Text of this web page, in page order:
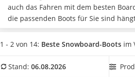
Reisetasche mit Rollen
Klimmzugstation
Koffer
Nachtsichtgerät
Handgepäck-Koffer
auch das Fahren mit dem besten
die passenden Boots für Sie sind
des richtigen Snowboards, von Ihrem
am liebsten Freestyle oder Freeride
Sie mit härteren Boots auf der sicheren
1 - 2 von 14: Beste Snowboard-Boots im
Stand: 06.08.2026